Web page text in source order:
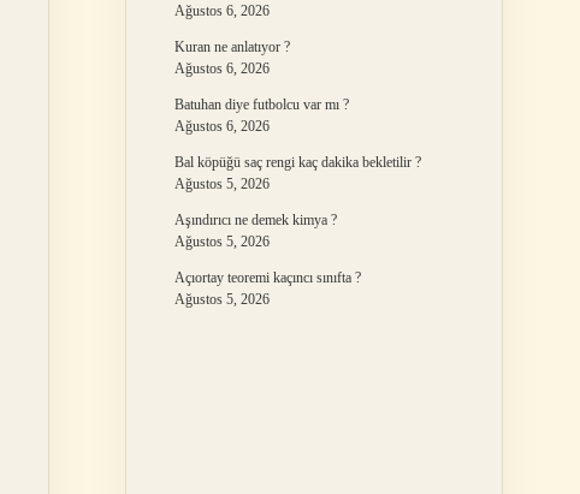
Ağustos 6, 2026
Kuran ne anlatıyor ?
Ağustos 6, 2026
Batuhan diye futbolcu var mı ?
Ağustos 6, 2026
Bal köpüğü saç rengi kaç dakika bekletilir ?
Ağustos 5, 2026
Aşındırıcı ne demek kimya ?
Ağustos 5, 2026
Açıortay teoremi kaçıncı sınıfta ?
Ağustos 5, 2026